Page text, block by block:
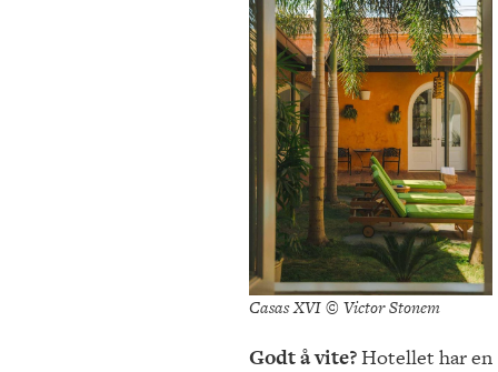
Casas XVI © Victor Stonem
Godt å vite?Hotellet har en